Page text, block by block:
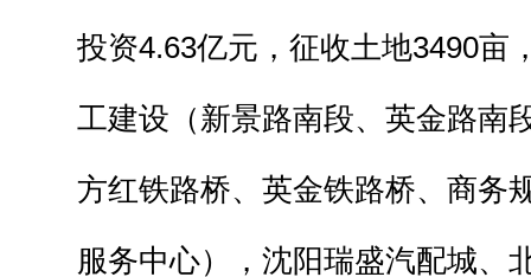
投资4.63亿元，征收土地3490亩
工建设（新景路南段、英金路南
方红铁路桥、英金铁路桥、商务
服务中心），沈阳瑞盛汽配城、